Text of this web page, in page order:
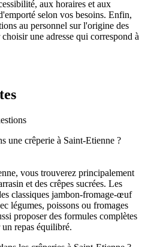
aux horaires et aux
selon vos besoins. Enfin,
au personnel sur l'origine des
une adresse qui correspond à
une crêperie à Saint-Etienne ?
vous trouverez principalement
et des crêpes sucrées. Les
classiques jambon-fromage-œuf
légumes, poissons ou fromages
proposer des formules complètes
un repas équilibré.